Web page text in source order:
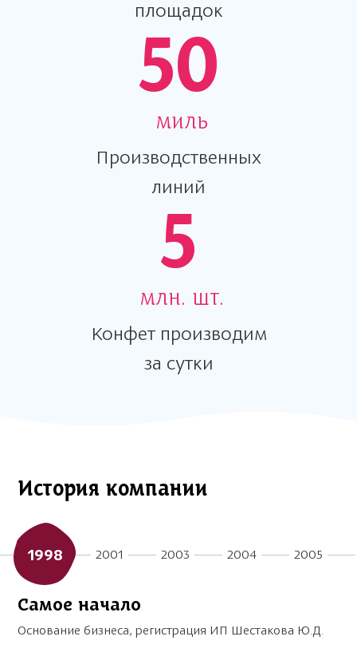
площадок
50
миль
Производственных
линий
5
млн. шт.
Конфет производим
за сутки
История компании
1998 2001 2003 2004 2005
Самое начало
Основание бизнеса, регистрация ИП Шестакова Ю.Д.